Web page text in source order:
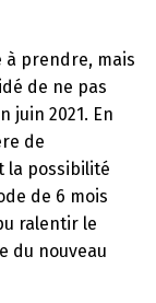
à prendre, mais
de ne pas
juin 2021. En
de
la possibilité
de 6 mois
ralentir le
du nouveau